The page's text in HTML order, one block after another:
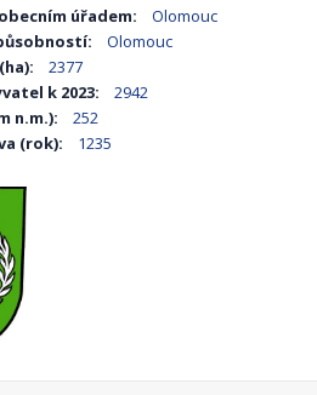
úřadem:
Olomouc
Olomouc
2377
k 2023:
2942
n.m.):
252
(rok):
1235